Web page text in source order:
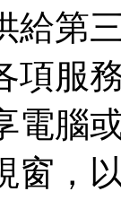
給第
項服
電腦
窗，